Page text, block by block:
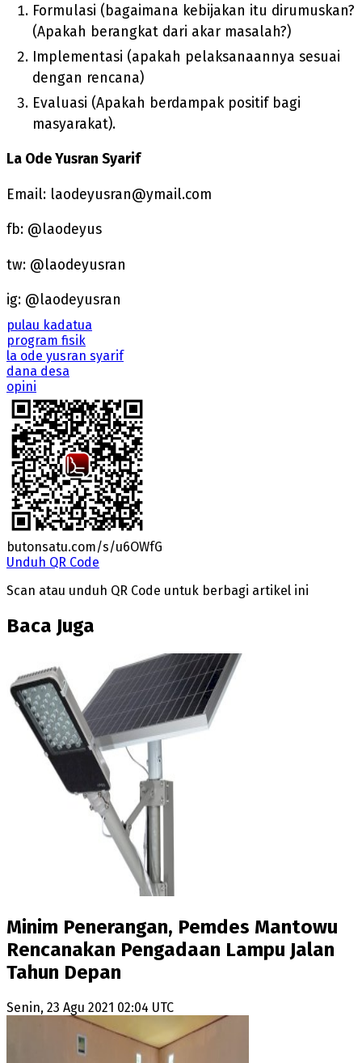
Formulasi (bagaimana kebijakan itu dirumuskan?
(Apakah berangkat dari akar masalah?)
Implementasi (apakah pelaksanaannya sesuai
dengan rencana)
Evaluasi (Apakah berdampak positif bagi
masyarakat).
La Ode Yusran Syarif
Email: laodeyusran@ymail.com
fb: @laodeyus
tw: @laodeyusran
ig: @laodeyusran
pulau kadatua
program fisik
la ode yusran syarif
dana desa
opini
butonsatu.com/s/u6OWfG
Unduh QR Code
Scan atau unduh QR Code untuk berbagi artikel ini
Baca Juga
Minim Penerangan, Pemdes Mantowu
Rencanakan Pengadaan Lampu Jalan
Tahun Depan
Senin, 23 Agu 2021 02:04 UTC